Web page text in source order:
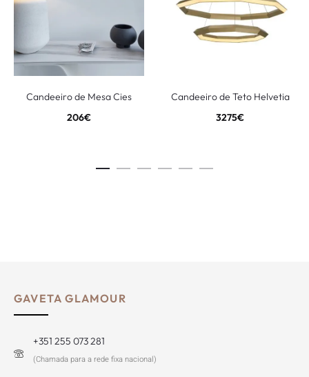
Candeeiro de Mesa Cies
206€
Candeeiro de Teto Helvetia
3275€
GAVETA GLAMOUR
+351 255 073 281
(Chamada para a rede fixa nacional)